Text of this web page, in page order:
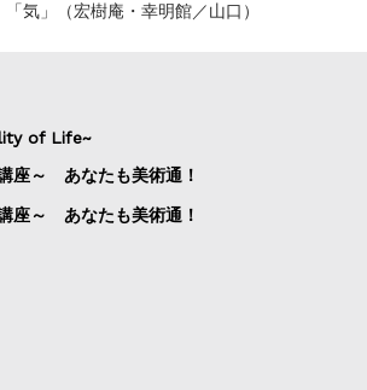
」（宏樹庵・幸明館／山口）
of Life~
座～ あなたも美術通！
座～ あなたも美術通！